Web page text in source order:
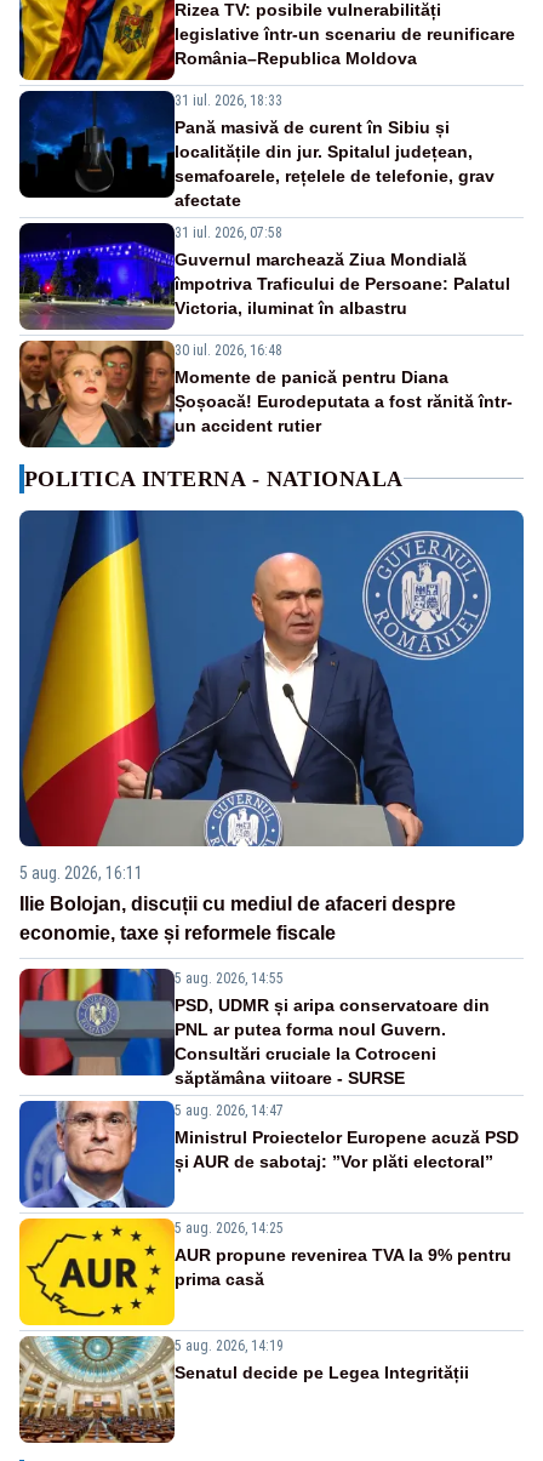
Rizea TV: posibile vulnerabilități
legislative într-un scenariu de reunificare
România–Republica Moldova
31 iul. 2026, 18:33
Pană masivă de curent în Sibiu și
localitățile din jur. Spitalul județean,
semafoarele, rețelele de telefonie, grav
afectate
31 iul. 2026, 07:58
Guvernul marchează Ziua Mondială
împotriva Traficului de Persoane: Palatul
Victoria, iluminat în albastru
30 iul. 2026, 16:48
Momente de panică pentru Diana
Șoșoacă! Eurodeputata a fost rănită într-
un accident rutier
POLITICA INTERNA - NATIONALA
5 aug. 2026, 16:11
Ilie Bolojan, discuții cu mediul de afaceri despre
economie, taxe și reformele fiscale
5 aug. 2026, 14:55
PSD, UDMR și aripa conservatoare din
PNL ar putea forma noul Guvern.
Consultări cruciale la Cotroceni
săptămâna viitoare - SURSE
5 aug. 2026, 14:47
Ministrul Proiectelor Europene acuză PSD
și AUR de sabotaj: ”Vor plăti electoral”
5 aug. 2026, 14:25
AUR propune revenirea TVA la 9% pentru
prima casă
5 aug. 2026, 14:19
Senatul decide pe Legea Integrității